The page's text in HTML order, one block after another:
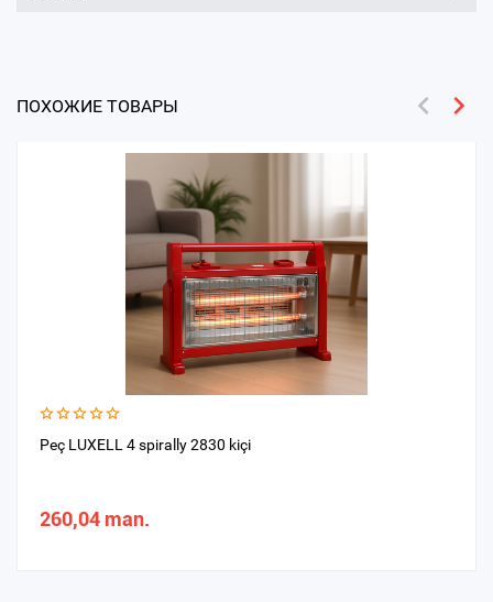
ПОХОЖИЕ ТОВАРЫ
Peç LUXELL 4 spirally 2830 kiçi
260,04 man.